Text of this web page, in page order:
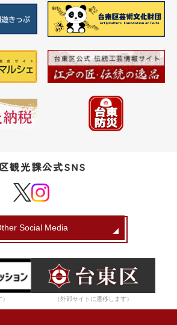
観光課公式SNS
Social Media
（外部サイトに遷移します）